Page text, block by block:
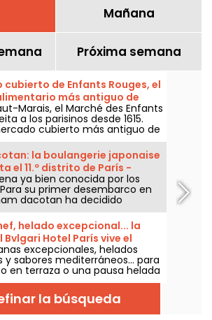
Mañana
Próxima semana
cubierto de Enfants Rouges, el
más antiguo de
Marais, el Marché des Enfants
a los parisinos desde 1615.
cubierto más antiguo de
historia, puestos
del mundo y pausas para
de martes a domingo.
la boulangerie japonaise
el 11.º distrito de París -
ya bien conocida por los
su primer desembarco en
dacotan ha decidido
en París, concretamente en el
En esta bonita tienda, los
descubrir una amplia
panes, como el famoso Melon
pan de molde brioche,
creaciones pensadas
para la capital, como el
champiñones. Les hacemos la
helado excepcional... la
Hotel París vive el
hora italiana
excepcionales, helados
y sabores mediterráneos... para
en terraza o una pausa helada
Bvlgari Hotel Paris transporta a
a Italia con L’Estate Italiana,
gastronómica de la buena
la búsqueda